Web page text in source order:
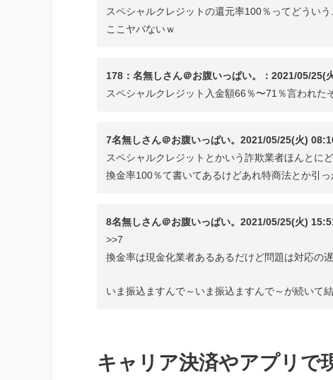
スペシャルクレジットの還元率100％ってどういう
ここヤバないｗ
178：名無しさん＠お腹いっぱい。：2021/05/
スペシャルクレジット入金額66％〜71％言われた
7名無しさん＠お腹いっぱい。2021/05/25(火)
スペシャルクレジットとかいう詐欺業者ほんとに
換金率100％て書いてあるけどあれ特商法とか引っ
8名無しさん＠お腹いっぱい。2021/05/25(火)
>>7
換金率は現金化業者あるあるだけど問題は対応の遅
いま振込ますんで～いま振込ますんで～が続いて
キャリア決済やアプリで